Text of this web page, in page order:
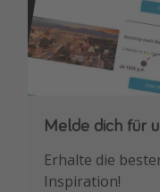
Last Minute Urlaub
Melde dich für
Erhalte die
Inspiration!
Downloade
Buche die
Erstes.